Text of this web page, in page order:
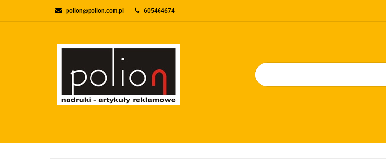
polion@polion.com.pl 605464674
O FIRMIE KONTAKT JAK KUPOWAĆ KOSZTY TRANSPORTU